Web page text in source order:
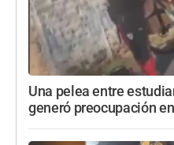
Una pelea entre
generó preocupación